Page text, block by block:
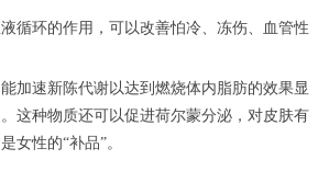
循环的作用，可以改善怕冷、冻伤、血管性
加速新陈代谢以达到燃烧体内脂肪的效果显
这种物质还可以促进荷尔蒙分泌，对皮肤有
女性的“补品”。